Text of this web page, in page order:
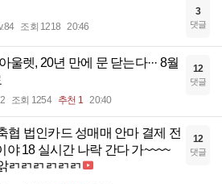
조회 1218 20:46
3
댓글
울렛, 20년 만에 문 닫는다··· 8월
조회 1254 추천 1 20:40
12
댓글
협 법인카드 성매매 안마 결제 전
야 18 실시간 나락 간다 가~~~~
ㄺㄺㄺㄺㄺㄺ
12
댓글